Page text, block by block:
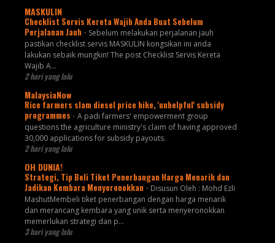
MASKULIN
Checklist Servis Kereta Wajib Anda Buat Sebelum
Perjalanan Jauh - Sebelum melakukan perjalanan jauh
pastikan checklist servis MASKULIN kongsikan ini anda
lakukan sebaik mungkin! The post Checklist Servis Kereta
Wajib A...
2 hari yang lalu
MalaysiaNow
Rice farmers slam diesel price hike, 'unhelpful' subsidy
programmes - A padi farmers' empowerment group
questions the agriculture ministry's claim of having approved
30,000 applications for subsidy payouts.
2 hari yang lalu
OH DUNIA!
Strategi, Tip Beli Tiket Penerbangan Harga Menarik dan
Jadikan Kembara Menyeronokkan - Disusun Oleh : Mohd Ezli
MashutMembeli tiket penerbangan dengan harga menarik
dan merancang kembara yang unik serta menyeronokkan
memerlukan strategi dan p...
3 hari yang lalu